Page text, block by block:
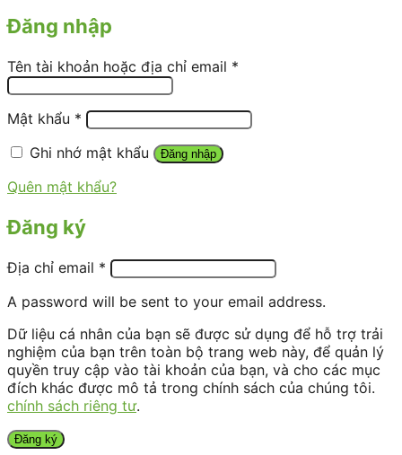
Đăng nhập
Tên tài khoản hoặc địa chỉ email *
Mật khẩu *
Ghi nhớ mật khẩu
Đăng nhập
Quên mật khẩu?
Đăng ký
Địa chỉ email *
A password will be sent to your email address.
Dữ liệu cá nhân của bạn sẽ được sử dụng để hỗ trợ trải
nghiệm của bạn trên toàn bộ trang web này, để quản lý
quyền truy cập vào tài khoản của bạn, và cho các mục
đích khác được mô tả trong chính sách của chúng tôi.
chính sách riêng tư.
Đăng ký